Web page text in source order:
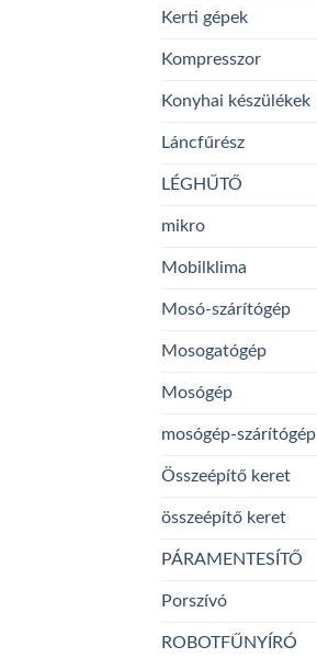
Kerti gépek
Kompresszor
Konyhai készülékek
Láncfűrész
LÉGHŰTŐ
mikro
Mobilklima
Mosó-szárítógép
Mosogatógép
Mosógép
mosógép-szárítógép
Összeépítő keret
összeépítő keret
PÁRAMENTESÍTŐ
Porszívó
ROBOTFŰNYÍRÓ